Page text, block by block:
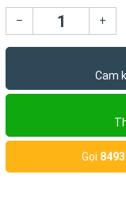
– +
Cam
Gọi